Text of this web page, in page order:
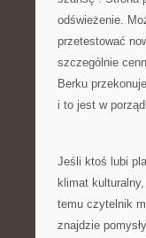
odświeżenie.
przetestować
szczególnie
Berku
i to jest w
Jeśli ktoś lubi
klimat
temu czytelnik
znajdzie